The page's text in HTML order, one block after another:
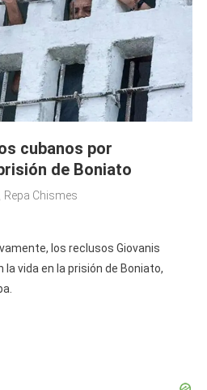
cubanos por
de Boniato
Repa Chismes
los reclusos Giovanis
la vida en la prisión de Boniato,